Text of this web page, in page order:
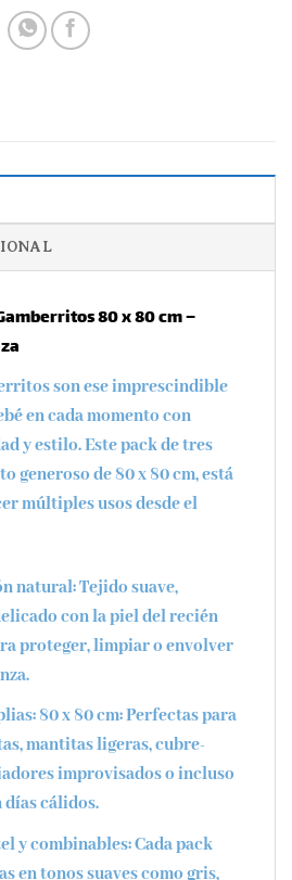
80 x 80 cm –
son ese imprescindible
en cada momento con
y estilo. Este pack de tres
generoso de80 x 80 cm, está
múltiples usos desde el
natural: Tejido suave,
con la piel del recién
proteger, limpiar o envolver
80 x 80 cm: Perfectas para
mantitas ligeras, cubre-
improvisados o incluso
cálidos.
y combinables: Cada pack
en tonos suaves como gris,